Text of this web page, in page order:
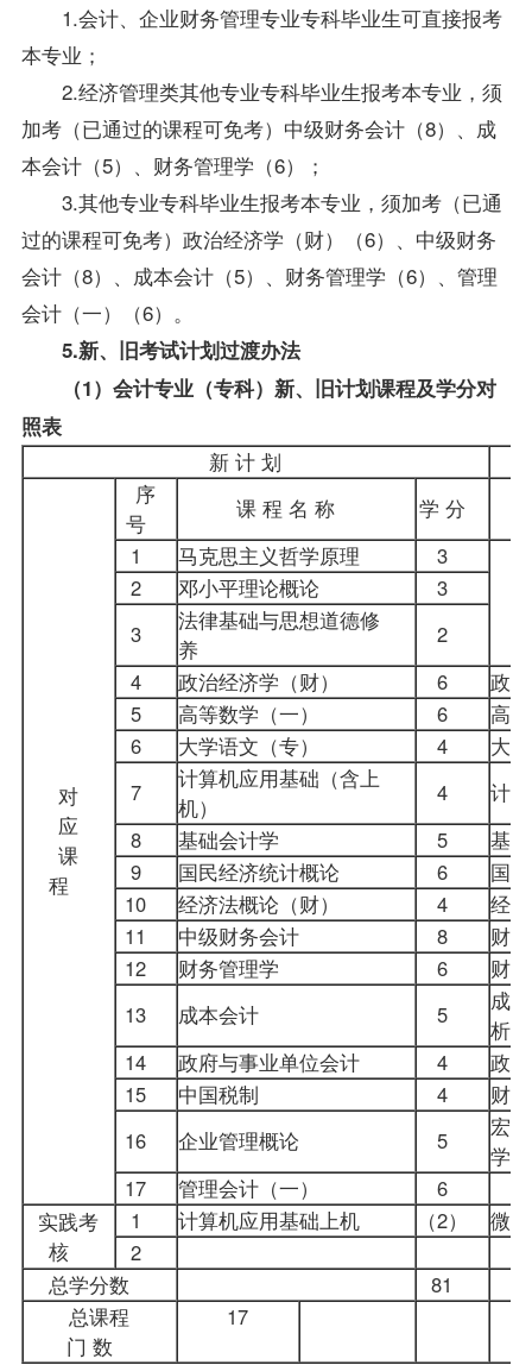
1.会计、 企业财务管理专业专科毕业生可直接报考
本专业；
2.经济管理类其他专业专科毕业生报考本专业，须
加考（已通过的课程可免考）中级财务会计（8）、成
本会计（5）、 财务管理学 （6）；
3.其他专业专科毕业生报考本专业，须加考（已通
过的课程可免考）政治经济学（财）（6）、中级财务
会计（8）、成本会计（5）、财务管理学（6）、管理
会计（一）（6）。
5.新、旧考试计划过渡办法
（1） 会计专业（专科） 新、旧计划课程及学分对
照表
新 计 划
对
应
课
程
序
号
课 程 名 称
学 分
1
马克思主义哲学原理
3
2
邓小平理论概论
3
3
法律基础与思想道德修
养
2
4
政治经济学（财） 6
政
5
高等数学（一） 6
高
6
大学语文（专） 4
大
7
计算机应用基础（含上
机）
4
计
8
基础会计学 5
基
9
国民经济统计概论 6
国
10
经济法概论（财） 4
经
11
中级财务会计 8
财
12
财务管理学 6
财
13
成本会计 5
成
析
14
政府与事业单位会计 4
政
15
中国税制 4
财
16
企业管理概论 5
宏
学
17
管理会计（一）
6
实践考
核
1 计算机应用基础上机 （2） 微
2
总学分数
81
总课程
门 数
17